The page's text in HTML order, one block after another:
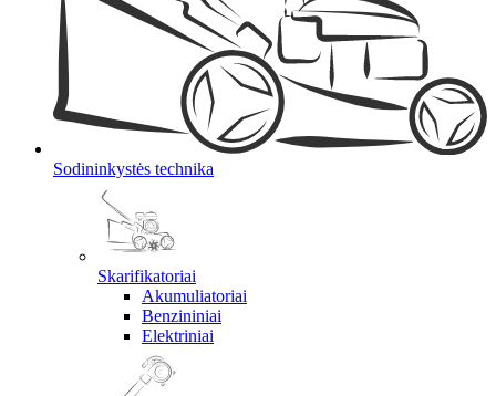
Sodininkystės technika
Skarifikatoriai
Akumuliatoriai
Benzininiai
Elektriniai